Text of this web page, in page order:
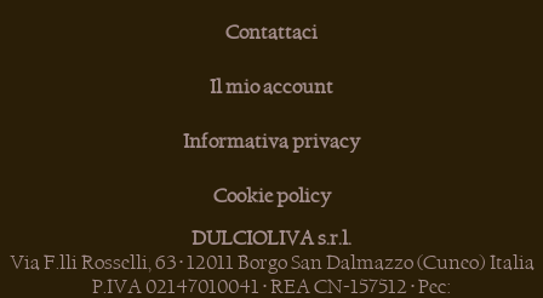
Contattaci
Il mio account
Informativa privacy
Cookie policy
DULCIOLIVA s.r.l.
Via F.lli Rosselli, 63 • 12011 Borgo San Dalmazzo (Cuneo) Italia
P.IVA 02147010041 • REA CN-157512 • Pec: